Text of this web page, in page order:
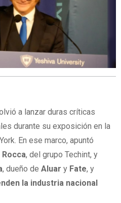
a lanzar duras críticas
durante su exposición en la
En ese marco, apuntó
Rocca, del grupo Techint, y
, dueño de Aluar y Fate, y
la industria nacional